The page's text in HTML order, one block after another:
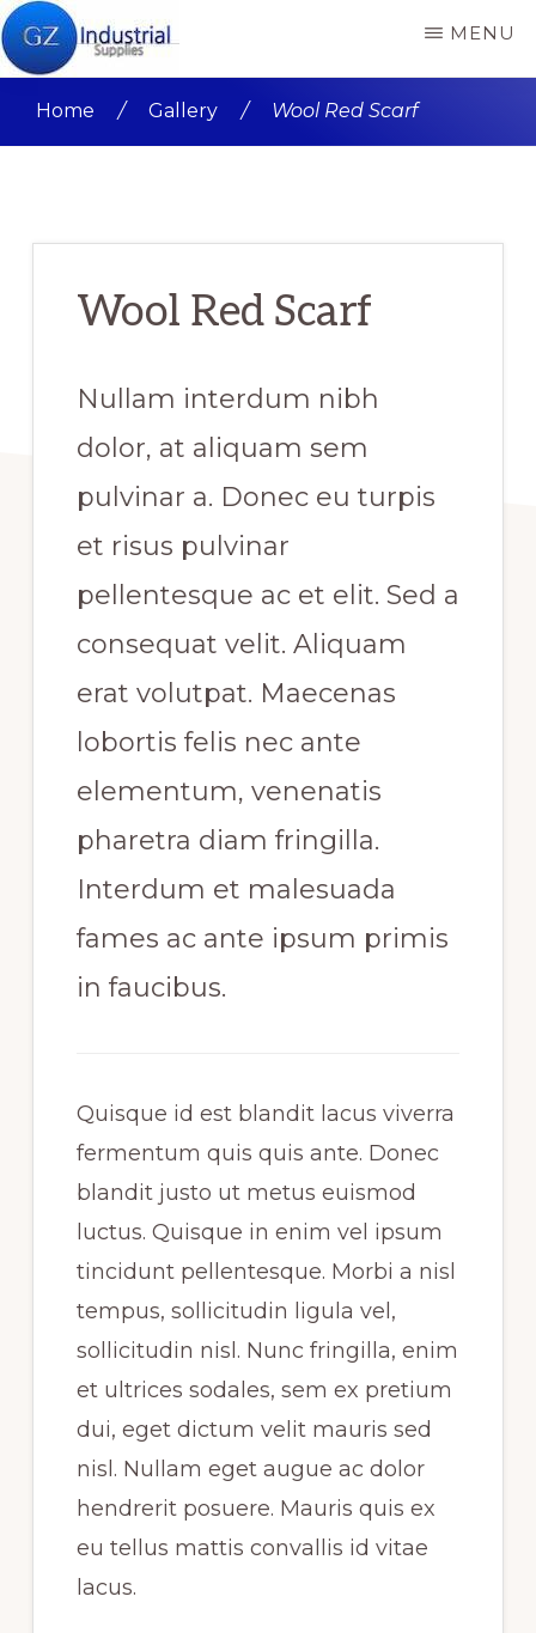
Skip
to
main
Skip
to
primary
INDUSTRIAL
reviews
MENU
Home / Gallery / Wool Red Scarf
Wool Red Scarf
Nullam interdum nibh
dolor, at aliquam sem
pulvinar a. Donec eu turpis
et risus pulvinar
pellentesque ac et elit. Sed a
consequat velit. Aliquam
erat volutpat. Maecenas
lobortis felis nec ante
elementum, venenatis
pharetra diam fringilla.
Interdum et malesuada
fames ac ante ipsum primis
in faucibus.
Quisque id est blandit lacus viverra
fermentum quis quis ante. Donec
blandit justo ut metus euismod
luctus. Quisque in enim vel ipsum
tincidunt pellentesque. Morbi a nisl
tempus, sollicitudin ligula vel,
sollicitudin nisl. Nunc fringilla, enim
et ultrices sodales, sem ex pretium
dui, eget dictum velit mauris sed
nisl. Nullam eget augue ac dolor
hendrerit posuere. Mauris quis ex
eu tellus mattis convallis id vitae
lacus.